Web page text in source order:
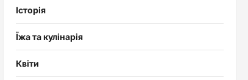
Історія
Їжа та кулінарія
Квіти